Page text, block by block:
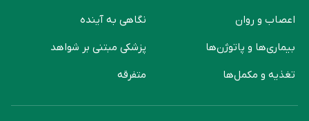
اعصاب و روان
بیماری‌ها و پاتوژن‌ها
تغذیه و مکمل‌ها
نگاهی به آینده
پزشکی مبتنی بر شواهد
متفرقه